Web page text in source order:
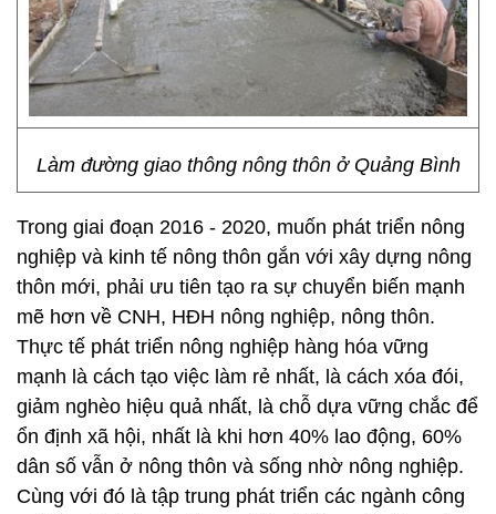
Làm đường giao thông nông thôn ở Quảng Bình
Trong giai đoạn 2016 - 2020, muốn phát triển nông
nghiệp và kinh tế nông thôn gắn với xây dựng nông
thôn mới, phải ưu tiên tạo ra sự chuyển biến mạnh
mẽ hơn về CNH, HĐH nông nghiệp, nông thôn.
Thực tế phát triển nông nghiệp hàng hóa vững
mạnh là cách tạo việc làm rẻ nhất, là cách xóa đói,
giảm nghèo hiệu quả nhất, là chỗ dựa vững chắc để
ổn định xã hội, nhất là khi hơn 40% lao động, 60%
dân số vẫn ở nông thôn và sống nhờ nông nghiệp.
Cùng với đó là tập trung phát triển các ngành công